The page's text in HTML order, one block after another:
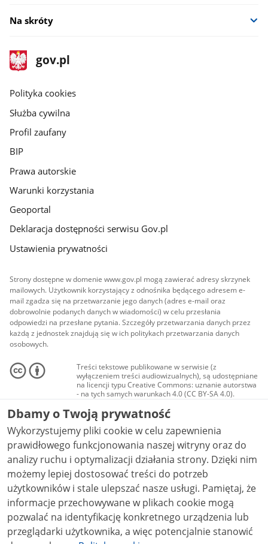
Na skróty
stopka
gov.pl
Strona
gov.pl
gov.pl
Polityka cookies
Służba cywilna
Profil zaufany
BIP
Prawa autorskie
Warunki korzystania
Geoportal
Deklaracja dostępności serwisu Gov.pl
Ustawienia prywatności
Strony dostępne w domenie www.gov.pl mogą zawierać adresy skrzynek
mailowych. Użytkownik korzystający z odnośnika będącego adresem e-
mail zgadza się na przetwarzanie jego danych (adres e-mail oraz
dobrowolnie podanych danych w wiadomości) w celu przesłania
odpowiedzi na przesłane pytania. Szczegóły przetwarzania danych przez
każdą z jednostek znajdują się w ich politykach przetwarzania danych
osobowych.
Treści tekstowe publikowane w serwisie (z
wyłączeniem treści audiowizualnych), są udostępniane
na licencji typu Creative Commons: uznanie autorstwa
- na tych samych warunkach 4.0 (CC BY-SA 4.0).
Materiały audiowizualne, w tym zdjęcia, materiały
audio i wideo, są udostępniane na licencji typu
Creative Commons: uznanie autorstwa użycie
niekomercyjne - bez utworów zależnych 4.0 (CC BY-
NC-ND 4.0), o ile nie jest to stwierdzone inaczej.
Dbamy o Twoją prywatność
Wykorzystujemy pliki cookie w celu zapewnienia
prawidłowego funkcjonowania naszej witryny oraz do
analizy ruchu i optymalizacji działania strony. Dzięki nim
możemy lepiej dostosować treści do potrzeb
użytkowników i stale ulepszać nasze usługi. Pamiętaj, że
informacje przechowywane w plikach cookie mogą
pozwalać na identyfikację konkretnego urządzenia lub
przeglądarki użytkownika, a więc potencjalnie stanowić